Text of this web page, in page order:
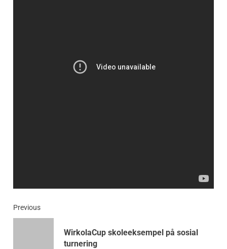
Previous
WirkolaCup skoleeksempel på sosial
turnering